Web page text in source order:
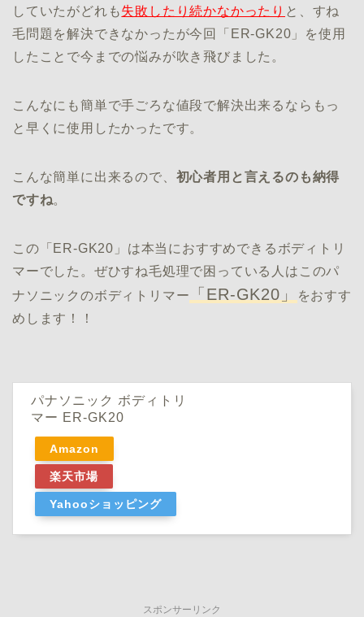
していたがどれも失敗したり続かなかったり と、すね
毛問題を解決できなかったが今回「ER-GK20」を使用
したことで今までの悩みが吹き飛びました。
こんなにも簡単で手ごろな値段で解決出来るならもっ
と早くに使用したかったです。
こんな簡単に出来るので、 初心者用と言えるのも納得
ですね。
この「ER-GK20」は本当におすすめできるボディトリ
マーでした。ぜひすね毛処理で困っている人はこのパ
ナソニックのボディトリマー
「ER-GK20」
をおすす
めします！！
パナソニック ボディトリ
マー ER-GK20
Amazon
楽天市場
Yahooショッピング
スポンサーリンク